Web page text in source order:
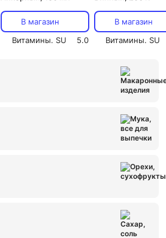
В магазин
Витамины. SU
5.0
В магазин
Витамины. SU